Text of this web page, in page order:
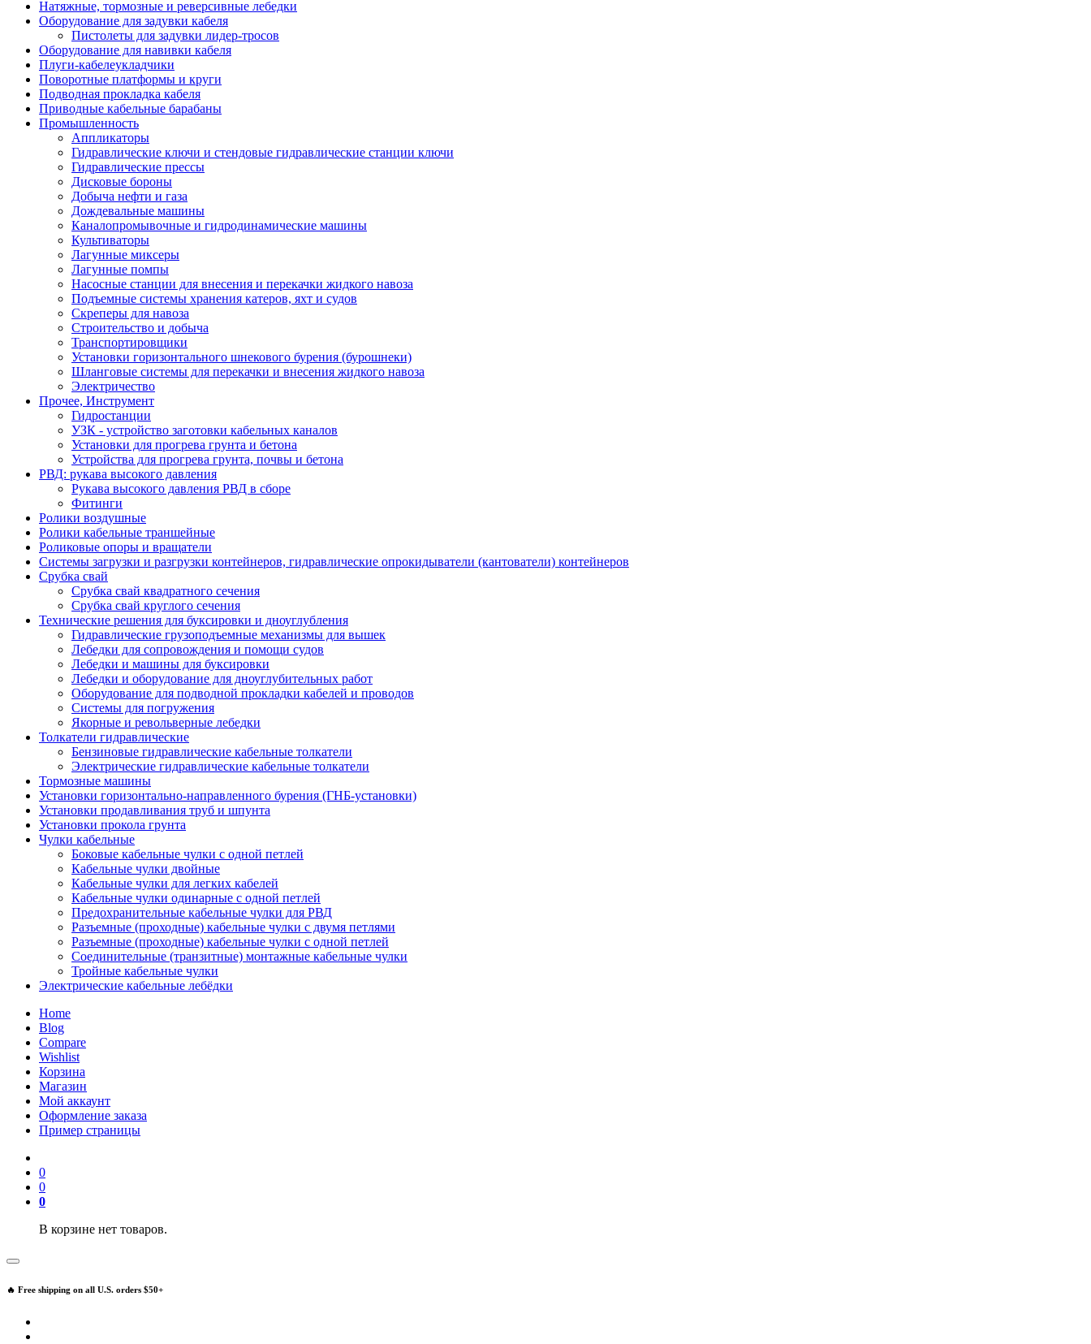
Натяжные, тормозные и реверсивные лебедки
Оборудование для задувки кабеля
Пистолеты для задувки лидер-тросов
Оборудование для навивки кабеля
Плуги-кабелеукладчики
Поворотные платформы и круги
Подводная прокладка кабеля
Приводные кабельные барабаны
Промышленность
Аппликаторы
Гидравлические ключи и стендовые гидравлические станции ключи
Гидравлические прессы
Дисковые бороны
Добыча нефти и газа
Дождевальные машины
Каналопромывочные и гидродинамические машины
Культиваторы
Лагунные миксеры
Лагунные помпы
Насосные станции для внесения и перекачки жидкого навоза
Подъемные системы хранения катеров, яхт и судов
Скреперы для навоза
Строительство и добыча
Транспортировщики
Установки горизонтального шнекового бурения (бурошнеки)
Шланговые системы для перекачки и внесения жидкого навоза
Электричество
Прочее, Инструмент
Гидростанции
УЗК - устройство заготовки кабельных каналов
Установки для прогрева грунта и бетона
Устройства для прогрева грунта, почвы и бетона
РВД: рукава высокого давления
Рукава высокого давления РВД в сборе
Фитинги
Ролики воздушные
Ролики кабельные траншейные
Роликовые опоры и вращатели
Системы загрузки и разгрузки контейнеров, гидравлические опрокидыватели (кантователи) контейнеров
Срубка свай
Срубка свай квадратного сечения
Срубка свай круглого сечения
Технические решения для буксировки и дноуглубления
Гидравлические грузоподъемные механизмы для вышек
Лебедки для сопровождения и помощи судов
Лебедки и машины для буксировки
Лебедки и оборудование для дноуглубительных работ
Оборудование для подводной прокладки кабелей и проводов
Системы для погружения
Якорные и револьверные лебедки
Толкатели гидравлические
Бензиновые гидравлические кабельные толкатели
Электрические гидравлические кабельные толкатели
Тормозные машины
Установки горизонтально-направленного бурения (ГНБ-установки)
Установки продавливания труб и шпунта
Установки прокола грунта
Чулки кабельные
Боковые кабельные чулки с одной петлей
Кабельные чулки двойные
Кабельные чулки для легких кабелей
Кабельные чулки одинарные с одной петлей
Предохранительные кабельные чулки для РВД
Разъемные (проходные) кабельные чулки с двумя петлями
Разъемные (проходные) кабельные чулки с одной петлей
Соединительные (транзитные) монтажные кабельные чулки
Тройные кабельные чулки
Электрические кабельные лебёдки
Home
Blog
Compare
Wishlist
Корзина
Магазин
Мой аккаунт
Оформление заказа
Пример страницы
0
0
0
В корзине нет товаров.
🔥 Free shipping on all U.S. orders $50+